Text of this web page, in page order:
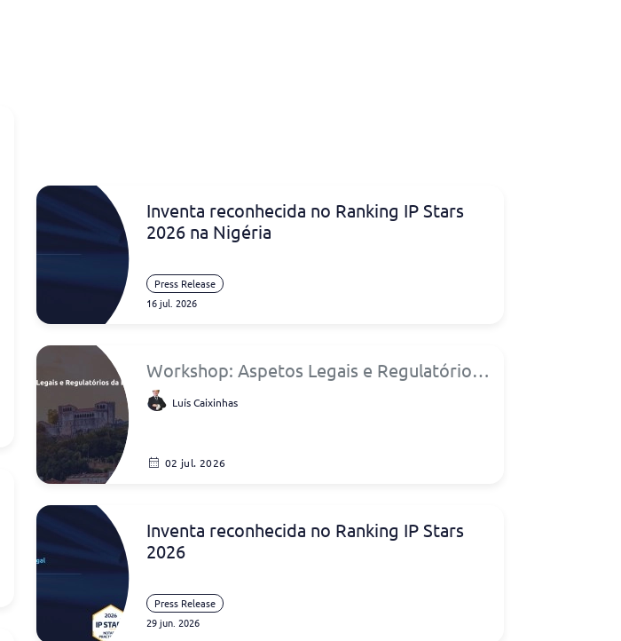
Inventa reconhecida no Ranking IP Stars
2026 na Nigéria
Press Release
16 jul. 2026
Workshop: Aspetos Legais e Regulatórios
da Exportação
Luís Caixinhas
02 jul. 2026
Inventa reconhecida no Ranking IP Stars
2026
Press Release
29 jun. 2026